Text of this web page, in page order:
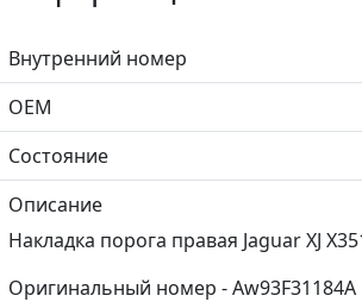
Внутренний номер
ОЕМ
Состояние
Описание
Накладка порога правая Jaguar XJ
Оригинальный номер - Aw93F31184A